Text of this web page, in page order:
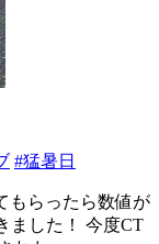
#猛暑日
もらったら数値が
ました！ 今度CT